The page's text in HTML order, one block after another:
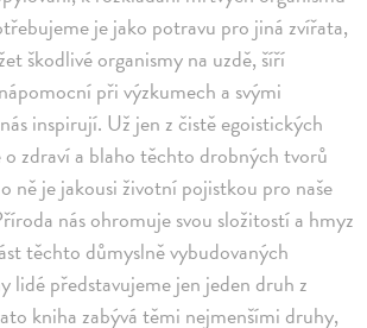
je jako potravu pro jiná zvířata,
škodlivé organismy na uzdě, šíří
při výzkumech a svými
inspirují. Už jen z čistě egoistických
zdraví a blaho těchto drobných tvorů
ně je jakousi životní pojistkou pro naše
nás ohromuje svou složitostí a hmyz
těchto důmyslně vybudovaných
lidé představujeme jen jeden druh z
kniha zabývá těmi nejmenšími druhy,